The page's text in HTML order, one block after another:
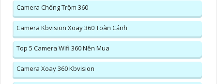
Camera Chống Trộm 360
Camera Kbvision Xoay 360 Toàn Cảnh
Top 5 Camera Wifi 360 Nên Mua
Camera Xoay 360 Kbvision